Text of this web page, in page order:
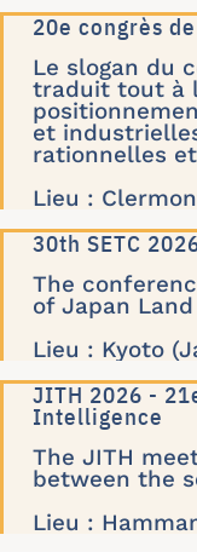
20e congrès
Le slogan du
traduit tout à
et
rationnelles
Lieu :
30th SETC
The
of Japan
Lieu : Kyoto
JITH 2026 -
Intelligence
The JITH
between the
Lieu :